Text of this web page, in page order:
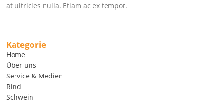
at ultricies nulla. Etiam ac ex tempor.
Kategorie
Home
Über uns
Service & Medien
Rind
Schwein